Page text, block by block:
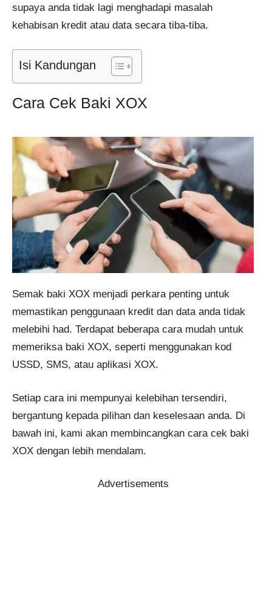
supaya anda tidak lagi menghadapi masalah
kehabisan kredit atau data secara tiba-tiba.
Isi Kandungan
Cara Cek Baki XOX
Semak baki XOX menjadi perkara penting untuk
memastikan penggunaan kredit dan data anda tidak
melebihi had. Terdapat beberapa cara mudah untuk
memeriksa baki XOX, seperti menggunakan kod
USSD, SMS, atau aplikasi XOX.
Setiap cara ini mempunyai kelebihan tersendiri,
bergantung kepada pilihan dan keselesaan anda. Di
bawah ini, kami akan membincangkan cara cek baki
XOX dengan lebih mendalam.
Advertisements